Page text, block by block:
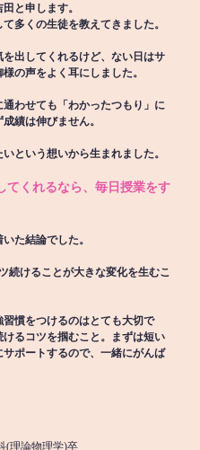
と申します。
多くの生徒を教えてきました。
出してくれるけど、ない日はサ
の声をよく耳にしました。
わせても「わかったつもり」に
績は伸びません。
という想いから生まれました。
てくれるなら、毎日授業をす
た結論でした。
続けることが大きな変化を生むこ
慣をつけるのはとても大切で
るコツを掴むこと。まずは短い
ポートするので、一緒にがんば
(理論物理学)卒